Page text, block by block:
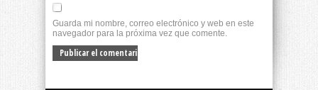
Guarda mi nombre, correo electrónico y web en este
navegador para la próxima vez que comente.